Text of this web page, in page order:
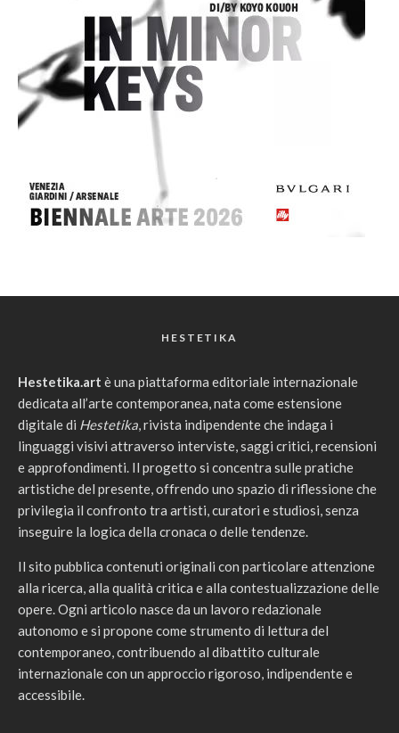
HESTETIKA
Hestetika.art è una piattaforma editoriale internazionale
dedicata all’arte contemporanea, nata come estensione
digitale di Hestetika, rivista indipendente che indaga i
linguaggi visivi attraverso interviste, saggi critici, recensioni
e approfondimenti. Il progetto si concentra sulle pratiche
artistiche del presente, offrendo uno spazio di riflessione che
privilegia il confronto tra artisti, curatori e studiosi, senza
inseguire la logica della cronaca o delle tendenze.
Il sito pubblica contenuti originali con particolare attenzione
alla ricerca, alla qualità critica e alla contestualizzazione delle
opere. Ogni articolo nasce da un lavoro redazionale
autonomo e si propone come strumento di lettura del
contemporaneo, contribuendo al dibattito culturale
internazionale con un approccio rigoroso, indipendente e
accessibile.